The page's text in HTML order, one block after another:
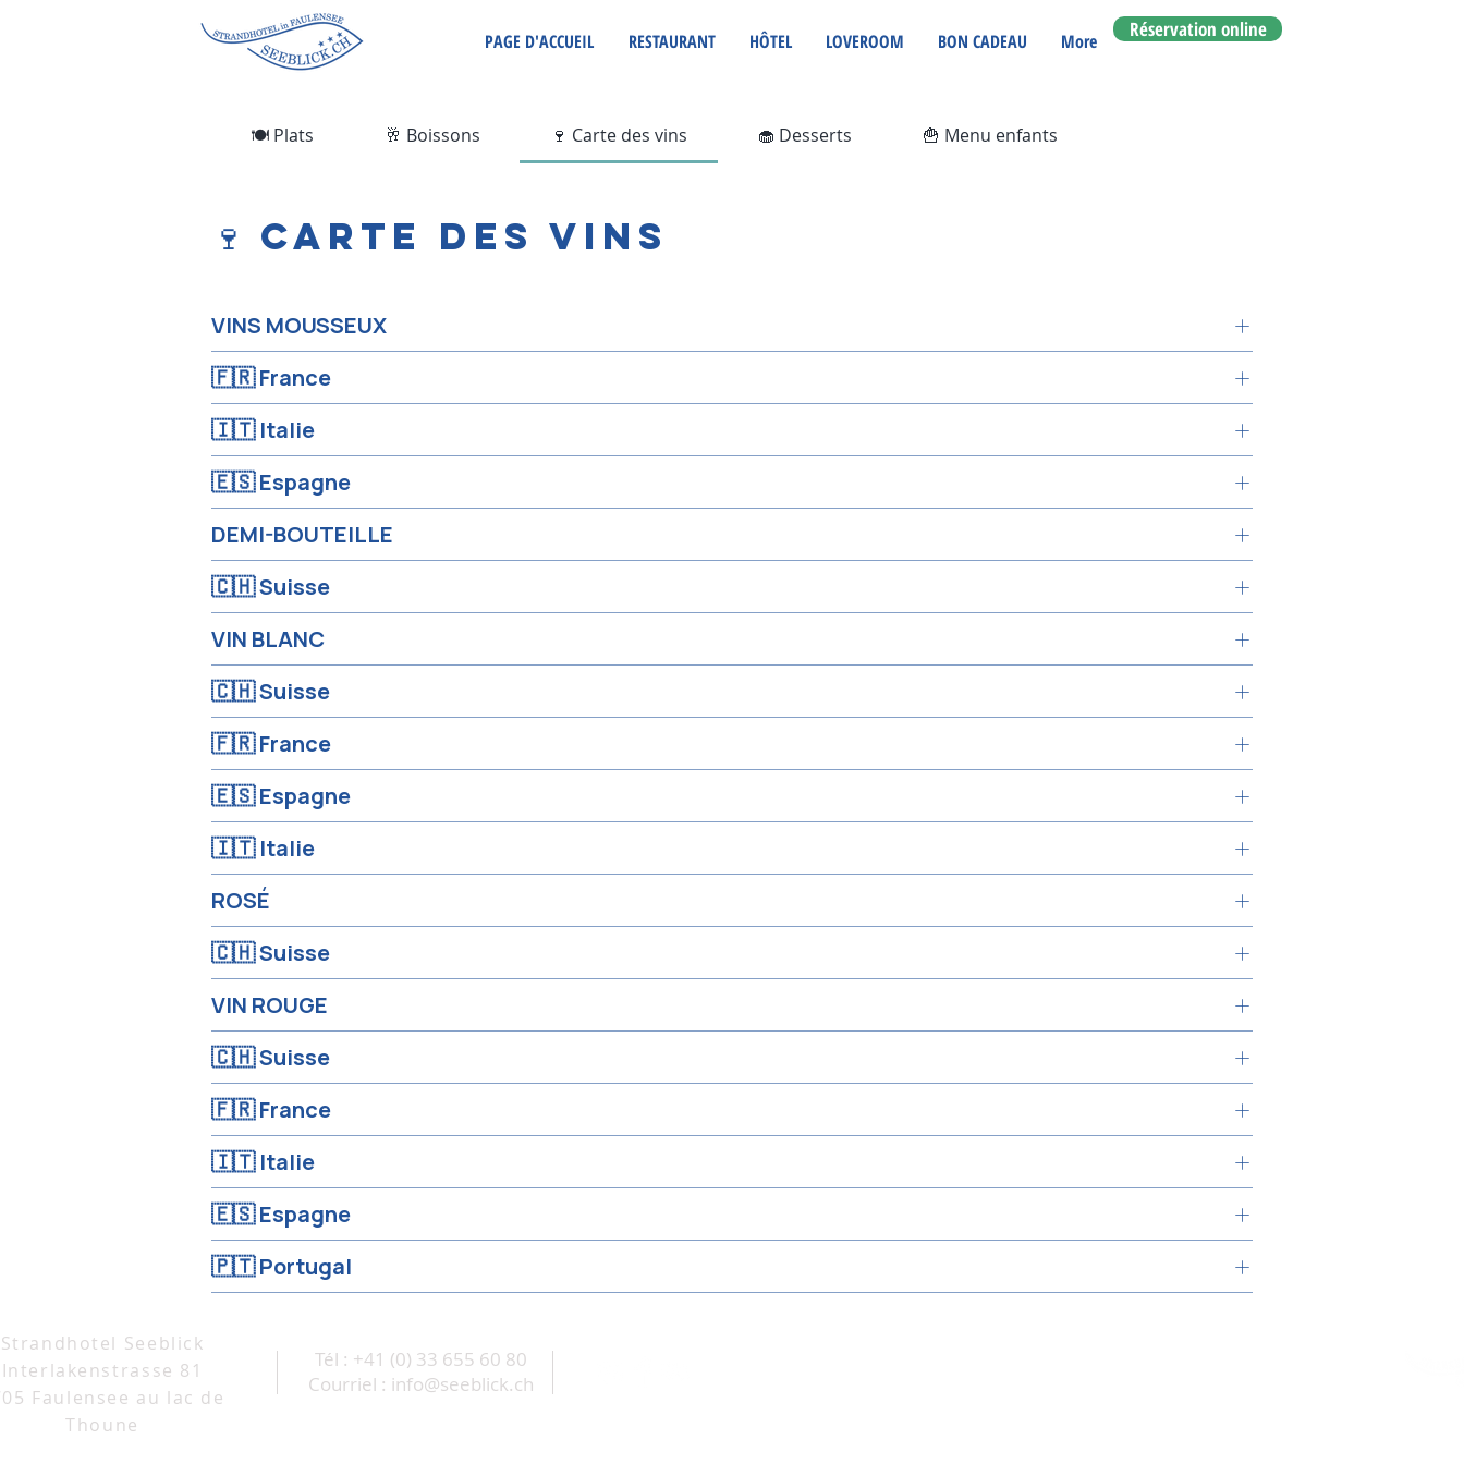
PAGE D'ACCUEIL RESTAURANT HÔTEL LOVEROOM BON CADEAU More Réservation online
🍽️ Plats 🥂 Boissons 🍷 Carte des vins 🧁 Desserts 🍟 Menu enfants
🍷 Carte des vins
VINS MOUSSEUX
🇫🇷 France
🇮🇹 Italie
🇪🇸 Espagne
DEMI-BOUTEILLE
🇨🇭 Suisse
VIN BLANC
🇨🇭 Suisse
🇫🇷 France
🇪🇸 Espagne
🇮🇹 Italie
ROSÉ
🇨🇭 Suisse
VIN ROUGE
🇨🇭 Suisse
🇫🇷 France
🇮🇹 Italie
🇪🇸 Espagne
🇵🇹 Portugal
Strandhotel Seeblick
Interlakenstrasse 81
Faulensee au lac de
Thoune
Tél : +41 (0) 33 655 60 80
Courriel : info@seeblick.ch